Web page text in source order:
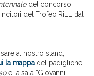
del concorso,
del Trofeo RiLL dal
al nostro stand,
la mappa del padiglione,
e la sala “Giovanni